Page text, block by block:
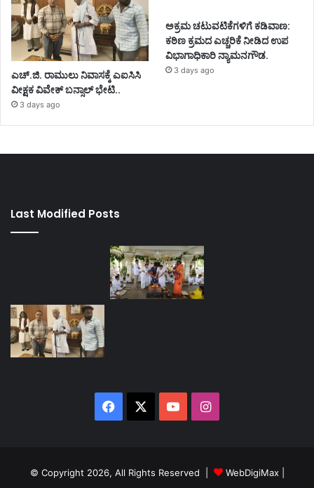
ಎಚ್.ಜಿ. ರಾಮುಲು ನಿವಾಸಕ್ಕೆ ಎಐಸಿಸಿ
ವೀಕ್ಷಕ ವಿವೇಕ್ ಬನ್ಸಾಲ್ ಭೇಟಿ..
3 days ago
ಅಕ್ರಮ ಚಟುವಟಿಕೆಗಳಿಗೆ ಕಡಿವಾಣ:
ಕಠಿಣ ಕ್ರಮದ ಎಚ್ಚರಿಕೆ ನೀಡಿದ ಉಪ
ವಿಭಾಗಾಧಿಕಾರಿ ನ್ಯಾಮನಗೌಡ.
3 days ago
Last Modified Posts
Facebook YouTubeInstagram
© Copyright 2026, All Rights Reserved | WebDigiMax|